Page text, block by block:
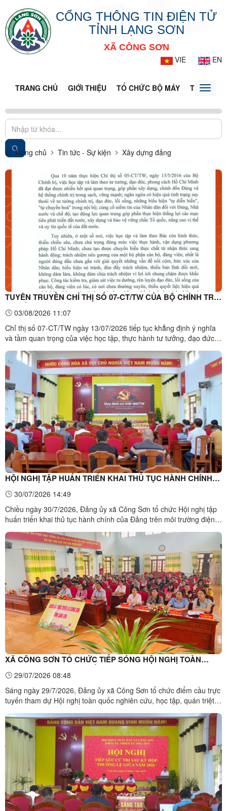
CỔNG THÔNG TIN ĐIỆN TỬ
TỈNH LẠNG SƠN
XÃ CÔNG SƠN
VIE
EN
TRANG CHỦ GIỚI THIỆU TỔ CHỨC BỘ MÁY TIN TỨC -
Toggle
Trang chủ Tin tức - Sự kiện Xây dựng đảng
TUYÊN TRUYỀN CHỈ THỊ SỐ 07-CT/TW CỦA BỘ CHÍNH TRỊ
VỀ ĐẨY MẠNH HỌC TẬP, THỰC HÀNH TƯ TƯỞNG, ĐẠO
ĐỨC, PHƯƠNG PHÁP, PHONG CÁCH HỒ CHÍ MINH TRONG
GIAI ĐOẠN PHÁT TRIỂN MỚI
03/08/2026 11:07
Chỉ thị số 07-CT/TW ngày 13/07/2026 tiếp tục khẳng định ý nghĩa
và tầm quan trọng của việc học tập, thực hành tư tưởng, đạo đức,
nhấn của Chỉ thị là yêu cầu đổi mới mạnh mẽ từ "học tập và làm
theo" sang "học tập, thực hành", hướng đến ...
HỘI NGHỊ TẬP HUẤN TRIỂN KHAI THỦ TỤC HÀNH CHÍNH
CỦA ĐẢNG TRÊN MÔI TRƯỜNG ĐIỆN TỬ GIAI ĐOẠN 2
30/07/2026 14:49
Chiều ngày 30/7/2026, Đảng ủy xã Công Sơn tổ chức Hội nghị tập
huấn triển khai thủ tục hành chính của Đảng trên môi trường điện
Trung ương đến cấp xã. Toàn cảnh Hội nghị tập huấn triển khai thủ
tục hành chính của Đảng trên môi ...
XÃ CÔNG SƠN TỔ CHỨC TIẾP SÓNG HỘI NGHỊ TOÀN
QUỐC QUÁN TRIỆT, TRIỂN KHAI THỰC HIỆN NGHỊ QUYẾT
HỘI NGHỊ LẦN THỨ BA BAN CHẤP HÀNH TRUNG ƯƠNG
ĐẢNG KHÓA XIV
29/07/2026 08:48
Sáng ngày 29/7/2026, Đảng ủy xã Công Sơn tổ chức điểm cầu trực
tuyến tham dự Hội nghị toàn quốc nghiên cứu, học tập, quán triệt
hành Trung ương Đảng khóa XIV tại Hội trường Nhà văn hóa
xã.Các đại biểu tham dự Hội nghị toàn quốc nghiên ...